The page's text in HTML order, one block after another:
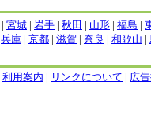
| 宮城 | 岩手 | 秋田 | 山形 | 福島 |
兵庫 | 京都 | 滋賀 | 奈良 | 和歌山 |
利用案内 | リンクについて | 広